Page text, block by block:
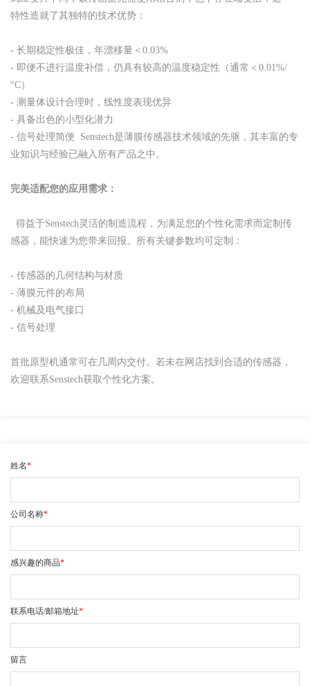
特性造就了其独特的技术优势：
- 长期稳定性极佳，年漂移量＜0.03%
- 即便不进行温度补偿，仍具有较高的温度稳定性（通常＜0.01%/
°C）
- 测量体设计合理时，线性度表现优异
- 具备出色的小型化潜力
- 信号处理简便 Senstech是薄膜传感器技术领域的先驱，其丰富的专
业知识与经验已融入所有产品之中。
完美适配您的应用需求：
得益于Senstech灵活的制造流程，为满足您的个性化需求而定制传
感器，能快速为您带来回报。所有关键参数均可定制：
- 传感器的几何结构与材质
- 薄膜元件的布局
- 机械及电气接口
- 信号处理
首批原型机通常可在几周内交付。若未在网店找到合适的传感器，
欢迎联系Senstech获取个性化方案。
姓名*
公司名称*
感兴趣的商品*
联系电话/邮箱地址*
留言